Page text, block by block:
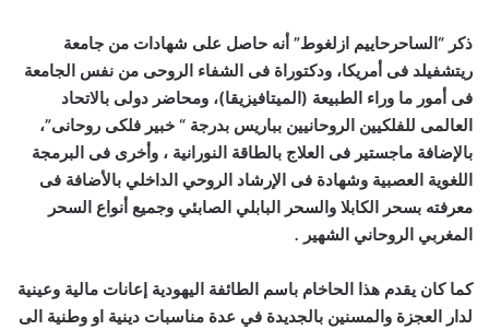
ذكر “الساحرحاييم ازلغوط” أنه حاصل على شهادات من جامعة
ريتشفيلد فى أمريكا، ودكتوراة فى الشفاء الروحى من نفس الجامعة
فى أمور ما وراء الطبيعة (الميتافيزيقا)، ومحاضر دولى بالاتحاد
العالمى للفلكيين الروحانيين بباريس بدرجة “ خبير فلكى روحانى”،
بالإضافة ماجستير فى العلاج بالطاقة النورانية ، وأخرى فى البرمجة
اللغوية العصبية وشهادة فى الإرشاد الروحي الداخلي بالأضافة فى
معرفته بسحر الكابلا والسحر البابلي الصابئي وجميع أنواع السحر
المغربي الروحاني الشهير .
كما كان يقدم هذا الحاخام باسم الطائفة اليهودية إعانات مالية وعينية
لدار العجزة والمسنين بالجديدة في عدة مناسبات دينية او وطنية الى